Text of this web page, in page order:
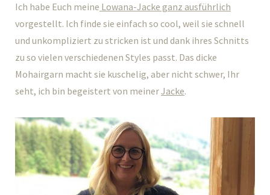
Ich habe Euch meine Lowana-Jacke ganz ausführlich
vorgestellt. Ich finde sie einfach so cool, weil sie schnell
und unkompliziert zu stricken ist und dank ihres Schnitts
zu so vielen verschiedenen Styles passt. Das dicke
Mohairgarn macht sie kuschelig, aber nicht schwer, Ihr
seht, ich bin begeistert von meinerJacke.